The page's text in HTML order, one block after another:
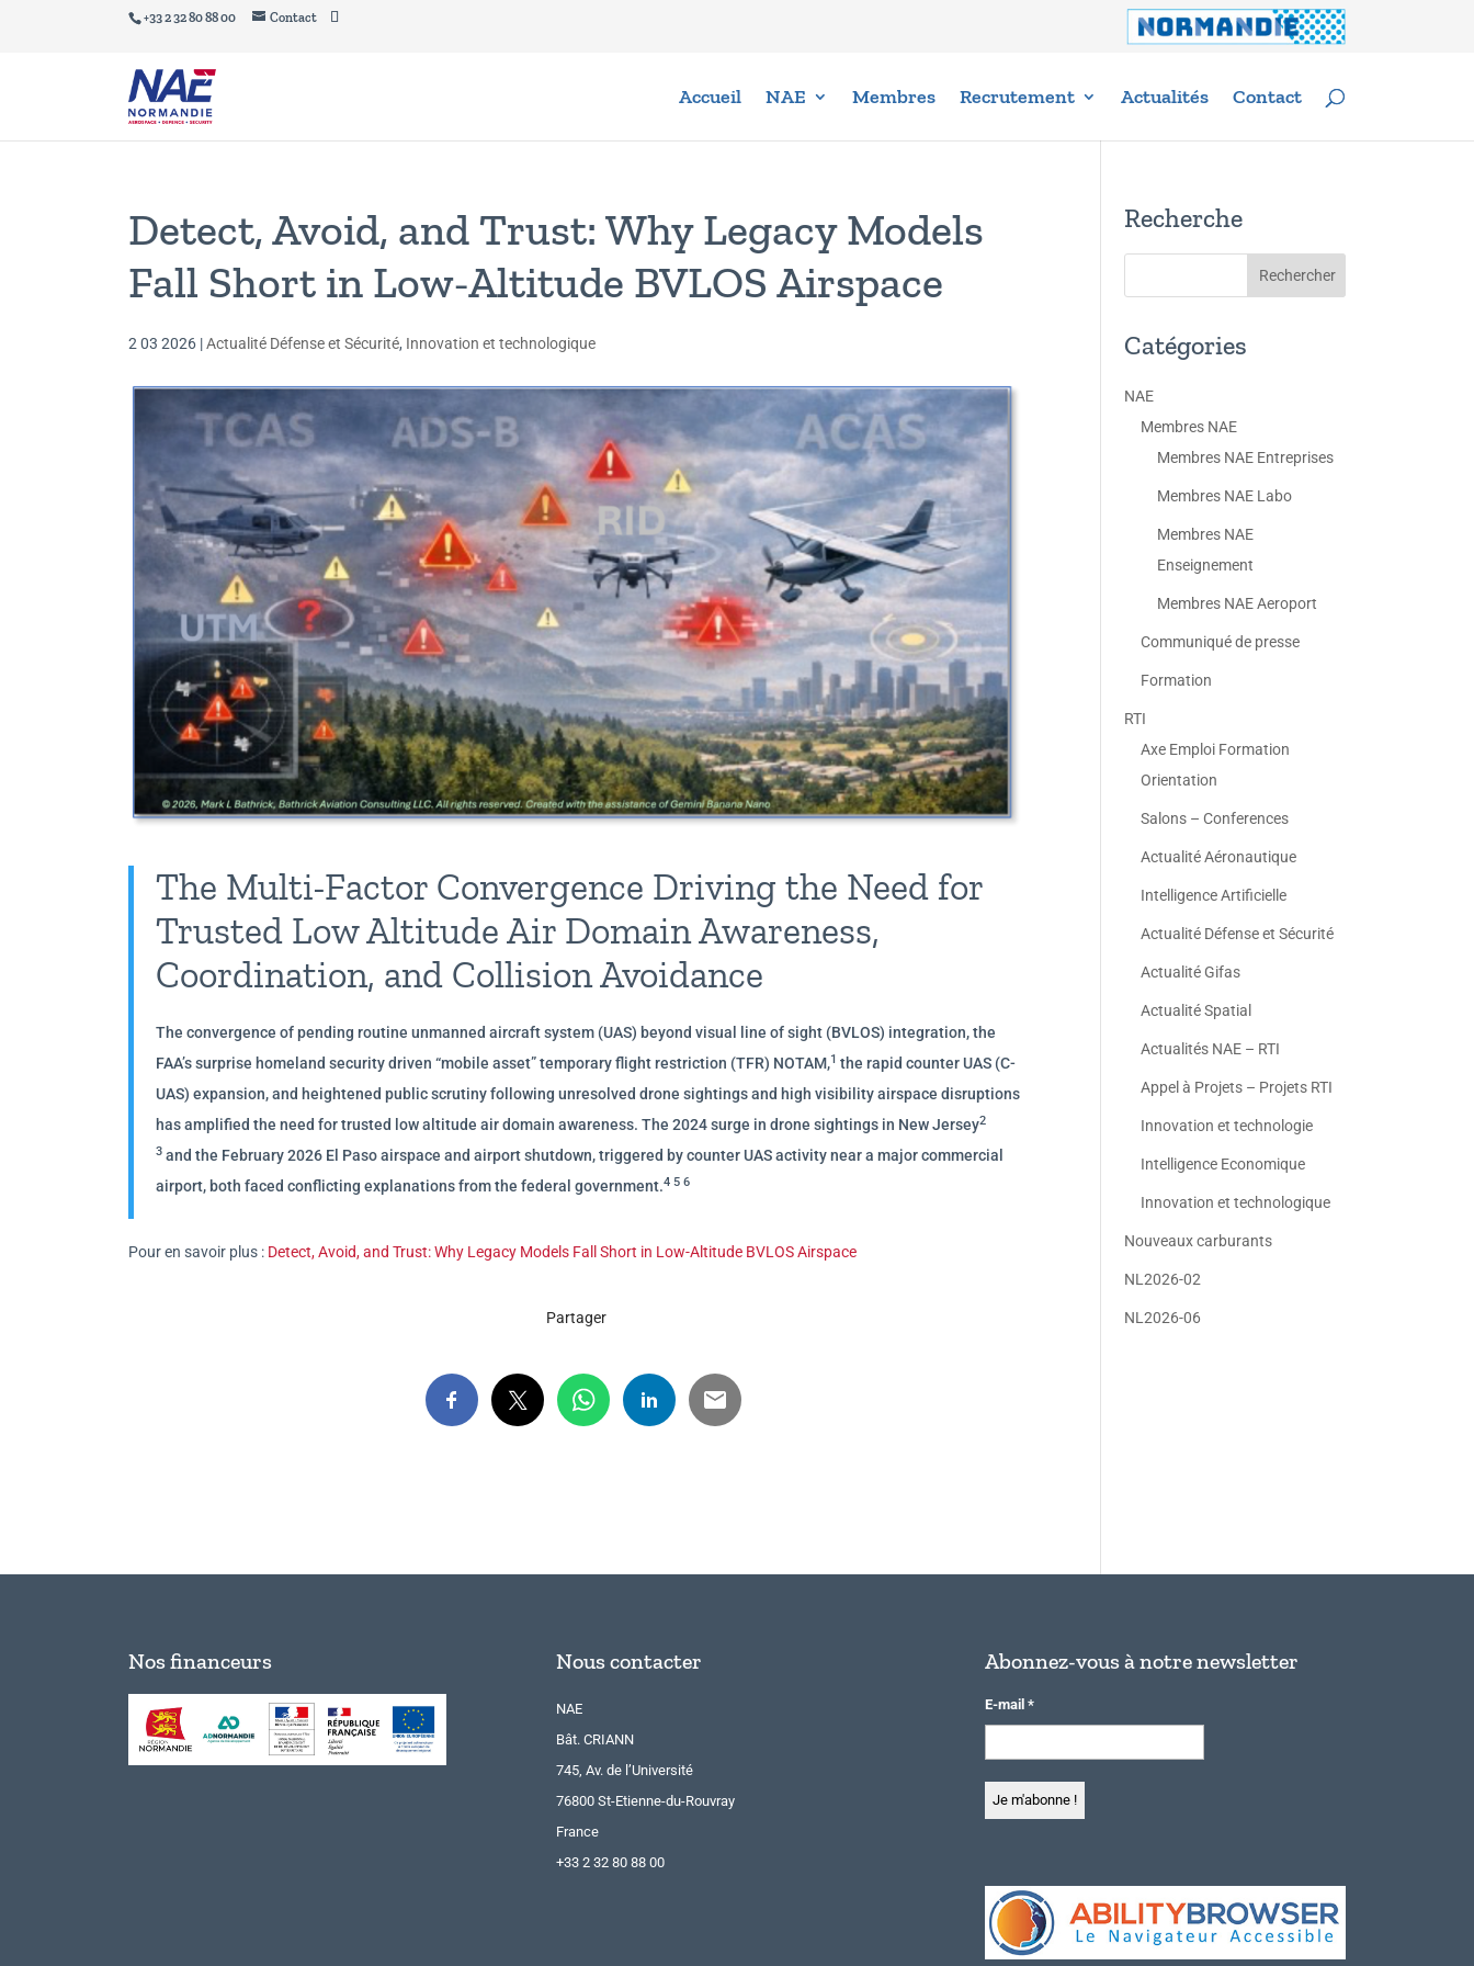
+33 2 32 80 88 00 Contact
Accueil NAE Membres Recrutement Actualités Contact
Detect, Avoid, and Trust: Why Legacy Models
Fall Short in Low‑Altitude BVLOS Airspace
2 03 2026 |Actualité Défense et Sécurité, Innovation et technologique
The Multi-Factor Convergence Driving the Need for
Trusted Low Altitude Air Domain Awareness,
Coordination, and Collision Avoidance
The convergence of pending routine unmanned aircraft system (UAS) beyond visual line of sight (BVLOS) integration, the
FAA’s surprise homeland security driven “mobile asset” temporary flight restriction (TFR) NOTAM,1 the rapid counter UAS (C-
UAS) expansion, and heightened public scrutiny following unresolved drone sightings and high visibility airspace disruptions
has amplified the need for trusted low altitude air domain awareness. The 2024 surge in drone sightings in New Jersey2
3 and the February 2026 El Paso airspace and airport shutdown, triggered by counter UAS activity near a major commercial
airport, both faced conflicting explanations from the federal government.4 5 6
Pour en savoir plus : Detect, Avoid, and Trust: Why Legacy Models Fall Short in Low‑Altitude BVLOS Airspace
Partager
Recherche
Catégories
NAE
Membres NAE
Membres NAE Entreprises
Membres NAE Labo
Membres NAE
Enseignement
Membres NAE Aeroport
Communiqué de presse
Formation
RTI
Axe Emploi Formation
Orientation
Salons – Conferences
Actualité Aéronautique
Intelligence Artificielle
Actualité Défense et Sécurité
Actualité Gifas
Actualité Spatial
Actualités NAE – RTI
Appel à Projets – Projets RTI
Innovation et technologie
Intelligence Economique
Innovation et technologique
Nouveaux carburants
NL2026-02
NL2026-06
Nos financeurs Nous contacter
NAE
Bât. CRIANN
745, Av. de l’Université
76800 St-Etienne-du-Rouvray
France
+33 2 32 80 88 00
Abonnez-vous à notre newsletter
E-mail *